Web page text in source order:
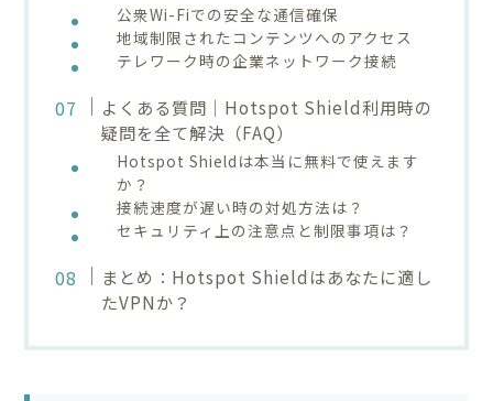
公衆Wi-Fiでの安全な通信確保
地域制限されたコンテンツへのアクセス
テレワーク時の企業ネットワーク接続
よくある質問｜Hotspot Shield利用時の
疑問を全て解決（FAQ）
Hotspot Shieldは本当に無料で使えます
か？
接続速度が遅い時の対処方法は？
セキュリティ上の注意点と制限事項は？
まとめ：Hotspot Shieldはあなたに適し
たVPNか？